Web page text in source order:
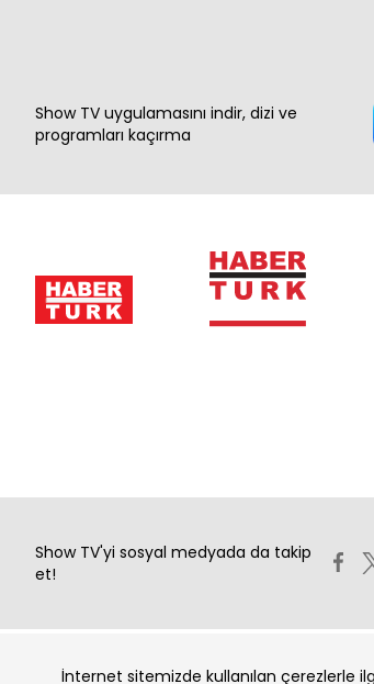
İnternet sitemizde kullanılan çerezlerle
Show TV uygulamasını indir, dizi ve
programları kaçırma
Show TV'yi sosyal medyada da takip
et!